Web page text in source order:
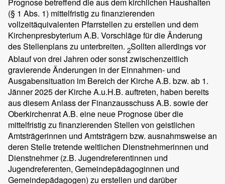
(§ 1 Abs. 1) mittelfristig zu finanzierenden
vollzeitäquivalenten Pfarrstellen zu erstellen und dem
Kirchenpresbyterium A.B. Vorschläge für die Änderung
des Stellenplans zu unterbreiten. 2Sollten allerdings vor
Ablauf von drei Jahren oder sonst zwischenzeitlich
gravierende Änderungen in der Einnahmen- und
Ausgabensituation im Bereich der Kirche A.B. bzw. ab 1.
Jänner 2025 der Kirche A.u.H.B. auftreten, haben bereits
aus diesem Anlass der Finanzausschuss A.B. sowie der
Oberkirchenrat A.B. eine neue Prognose über die
mittelfristig zu finanzierenden Stellen von geistlichen
Amtsträgerinnen und Amtsträgern bzw. ausnahmsweise an
deren Stelle tretende weltlichen Dienstnehmerinnen und
Dienstnehmer (z.B. Jugendreferentinnen und
Jugendreferenten, Gemeindepädagoginnen und
Gemeindepädagogen) zu erstellen und darüber